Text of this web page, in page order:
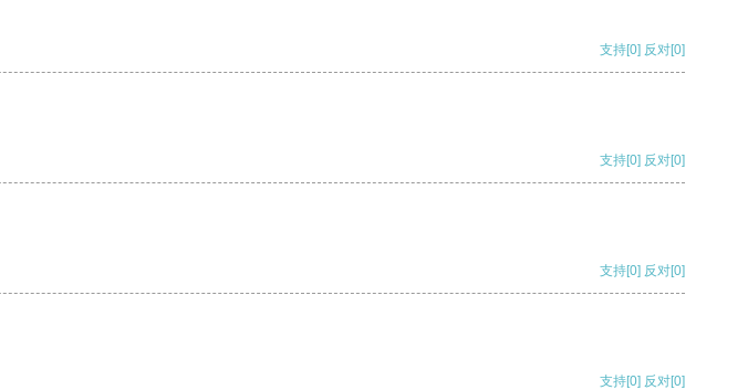
支持[0] 反对[0]
支持[0] 反对[0]
支持[0] 反对[0]
支持[0] 反对[0]